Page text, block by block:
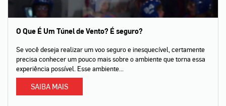
O Que É Um Túnel de Vento? É seguro?
Se você deseja realizar um voo seguro e inesquecível, certamente
precisa conhecer um pouco mais sobre o ambiente que torna essa
experiência possível. Esse ambiente...
SAIBA MAIS